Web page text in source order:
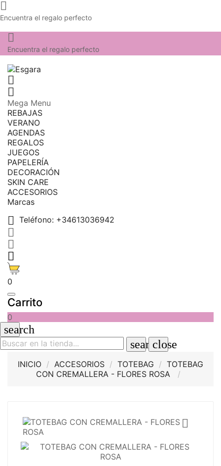

Encuentra el regalo perfecto

Encuentra el regalo perfecto


Mega Menu
REBAJAS
VERANO
AGENDAS
REGALOS
JUEGOS
PAPELERÍA
DECORACIÓN
SKIN CARE
ACCESORIOS
Marcas
 Teléfono: +34613036942



0
Carrito
0
search
searchclose
INICIO ACCESORIOS TOTEBAG
TOTEBAG
CON CREMALLERA - FLORES ROSA
